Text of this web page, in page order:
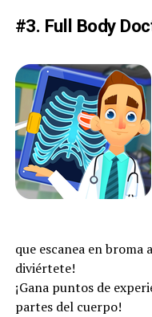
#3. Full Body
que escanea en broma
diviértete!
¡Gana puntos de
partes del cuerpo!